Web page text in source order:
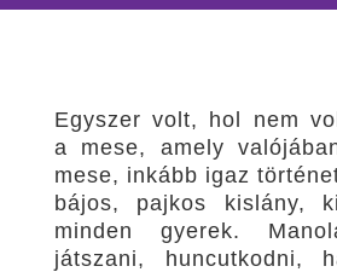
Egyszer volt, hol nem
a mese, amely
mese, inkább igaz
bájos, pajkos kislány,
minden gyerek.
játszani, huncutkodni,